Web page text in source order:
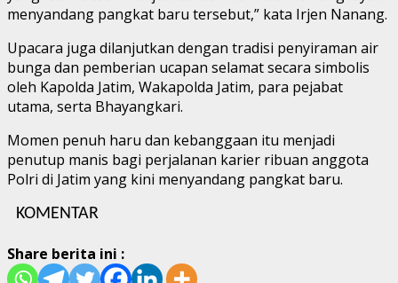
menyandang pangkat baru tersebut,” kata Irjen Nanang.
Upacara juga dilanjutkan dengan tradisi penyiraman air
bunga dan pemberian ucapan selamat secara simbolis
oleh Kapolda Jatim, Wakapolda Jatim, para pejabat
utama, serta Bhayangkari.
Momen penuh haru dan kebanggaan itu menjadi
penutup manis bagi perjalanan karier ribuan anggota
Polri di Jatim yang kini menyandang pangkat baru.
KOMENTAR
Share berita ini :